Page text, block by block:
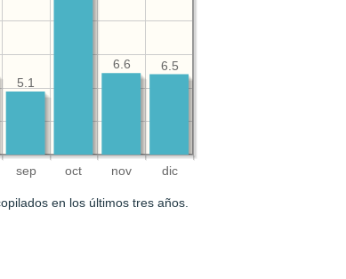
sep oct nov dic
6.5
6.6
5.1
en los últimos tres años.